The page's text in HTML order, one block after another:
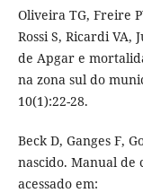
Oliveira TG, Freire
Rossi S, Ricardi VA,
de Apgar e
na zona sul do
10(1):22-28.
Beck D, Ganges F,
nascido. Manual de
acessado em: